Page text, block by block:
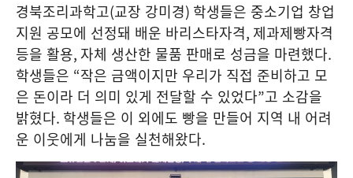
경북조리과학고(교장 강미경) 학생들은 중소기업 창업
지원 공모에 선정돼 배운 바리스타자격, 제과제빵자격
등을 활용,자체 생산한 물품 판매로 성금을 마련했다.
학생들은 “작은 금액이지만 우리가 직접 준비하고 모
은 돈이라 더 의미 있게 전달할 수 있었다”고 소감을
밝혔다. 학생들은 이 외에도 빵을 만들어 지역 내 어려
운 이웃에게 나눔을 실천해왔다.